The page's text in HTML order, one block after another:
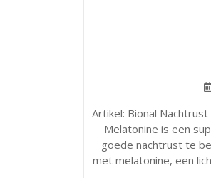
Artikel: Bional
Melatonine is een
goede nachtrust te
met melatonine, een